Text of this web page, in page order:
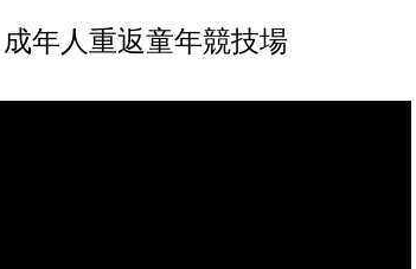
年人重返童年競技場